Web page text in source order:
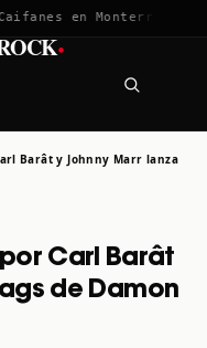
en Monterrey · 12
·
Barât y Johnny Marr lanza
Carl Barât
de Damon